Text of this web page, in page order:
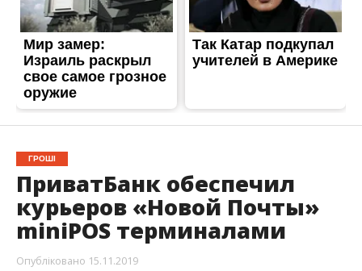
ГРОШІ
ПриватБанк обеспечил
курьеров «Новой Почты»
miniPOS терминалами
Опубліковано 15.11.2019